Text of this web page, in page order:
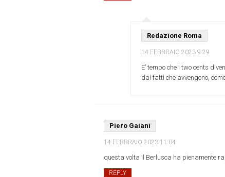
Redazione Roma
14 FEBBRAIO 2023 9:29
E’ tempo che i two cents
dai fatti che avvengono,
Piero Gaiani
14 FEBBRAIO 2023 11:04
questa volta il Berlusca ha pienamente
REPLY